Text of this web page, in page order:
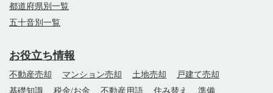
都道府県別一覧
五十音別一覧
お役立ち情報
不動産売却 マンション売却 土地売却
戸建て売却
基礎知識
税金/お金 不動産用語 住み替え 準備